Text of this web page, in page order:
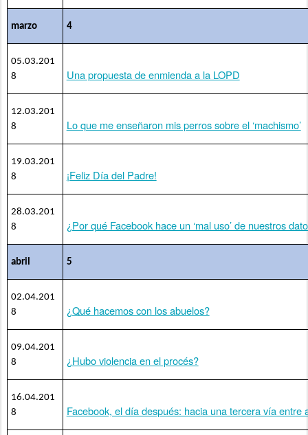
marzo 4
05.03.201
8
Una propuesta de enmienda a la LOPD
12.03.201
8
Lo que me enseñaron mis perros sobre el ‘machismo’
19.03.201
8
¡Feliz Día del Padre!
28.03.201
8
¿Por qué Facebook hace un ‘mal uso’ de nuestros
abril 5
02.04.201
8
¿Qué hacemos con los abuelos?
09.04.201
8
¿Hubo violencia en el procés?
16.04.201
8
Facebook, el día después: hacia una tercera vía entre